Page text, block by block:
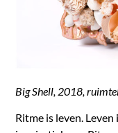
Big Shell, 2018,
Ritme is leven.